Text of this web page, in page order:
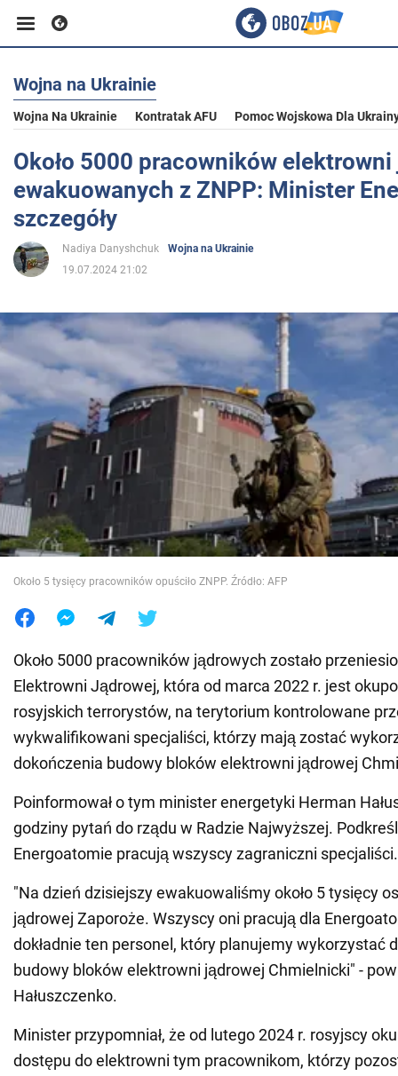
Biznes
Sport
Życie
Polityka
Społeczeństwo
Wojna na Ukrainie
Świat
Jedzenie
Wojna na Ukrainie
Wojna Na Ukrainie Kontratak AFU Pomoc Wojskowa Dla
Około 5000 pracowników
ewakuowanych z ZNPP: Minister
szczegóły
Nadiya Danyshchuk
Wojna na Ukrainie
19.07.2024 21:02
Około 5 tysięcy pracowników opuściło ZNPP. Źródło: AFP
Około 5000 pracowników jądrowych zostało
Elektrowni Jądrowej, która od marca 2022 r. jest
rosyjskich terrorystów, na terytorium kontrolowane
wykwalifikowani specjaliści, którzy mają zostać
dokończenia budowy bloków elektrowni jądrowej
Poinformował o tym minister energetyki Herman
godziny pytań do rządu w Radzie Najwyższej.
Energoatomie pracują wszyscy zagraniczni specjaliści.
"Na dzień dzisiejszy ewakuowaliśmy około 5 tysięcy
jądrowej Zaporoże. Wszyscy oni pracują dla
dokładnie ten personel, który planujemy wykorzystać
budowy bloków elektrowni jądrowej Chmielnicki" -
Hałuszczenko.
Minister przypomniał, że od lutego 2024 r. rosyjscy
dostępu do elektrowni tym pracownikom, którzy